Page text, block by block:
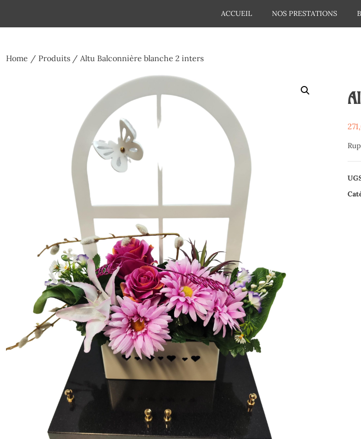
content
Espace Funéraire Michel Gardechaux
ACCUEIL NOS PRESTATIONS
Home Produits Altu Balconnière blanche 2 inters